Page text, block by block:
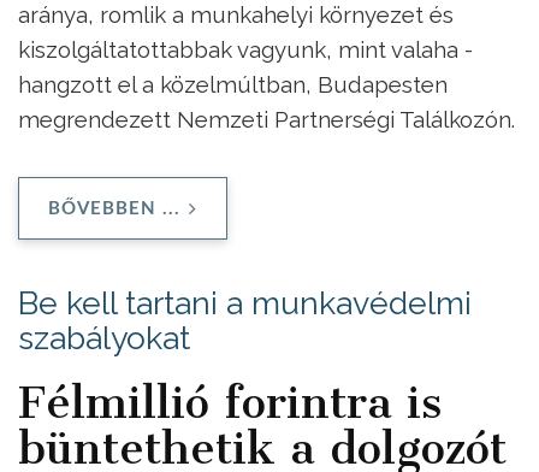
aránya, romlik a munkahelyi környezet és
kiszolgáltatottabbak vagyunk, mint valaha -
hangzott el a közelmúltban, Budapesten
megrendezett Nemzeti Partnerségi Találkozón.
BŐVEBBEN ...
Be kell tartani a munkavédelmi
szabályokat
Félmillió forintra is
büntethetik a dolgozót